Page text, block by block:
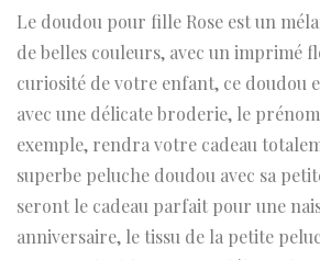
Le doudou pour fille Rose est un
de belles couleurs, avec un imprimé
curiosité de votre enfant, ce doudou
avec une délicate broderie, le
exemple, rendra votre cadeau
superbe peluche doudou avec sa
seront le cadeau parfait pour une
anniversaire, le tissu de la petite